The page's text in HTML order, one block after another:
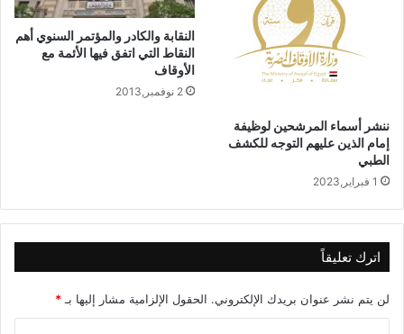
ننشر أسماء المرشحين لوظيفة
إمام الذين عليهم التوجه للكشف
الطبي
1 فبراير,2023
النقابة والكادر والمؤتمر السنوي أهم
النقاط التي اتفق فيها الأئمة مع
الأوقاف
2 نوفمبر,2013
اترك تعليقاً
لن يتم نشر عنوان بريدك الإلكتروني. الحقول الإلزامية مشار إليها بـ *